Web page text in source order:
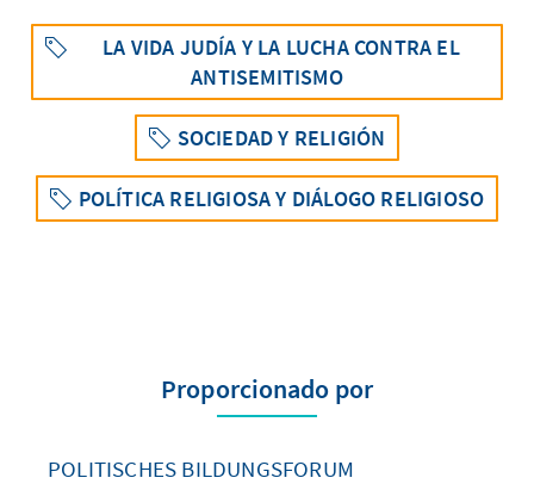
LA VIDA JUDÍA Y LA LUCHA CONTRA EL
ANTISEMITISMO
SOCIEDAD Y RELIGIÓN
POLÍTICA RELIGIOSA Y DIÁLOGO RELIGIOSO
Proporcionado por
POLITISCHES BILDUNGSFORUM